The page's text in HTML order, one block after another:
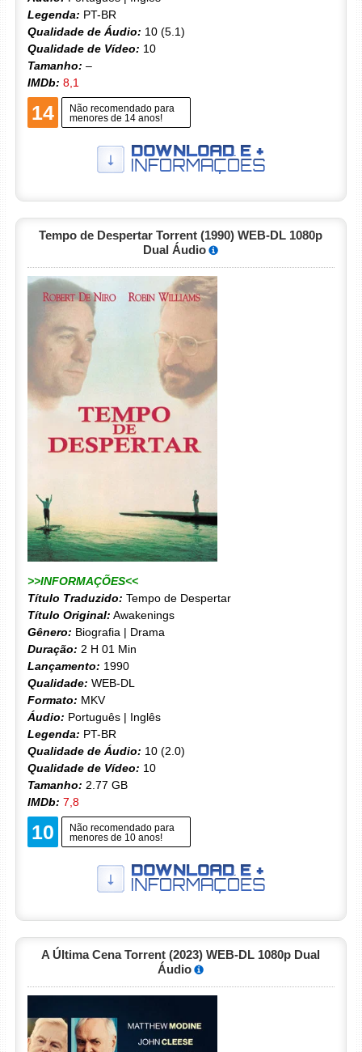
Legenda: PT-BR
Qualidade de Áudio: 10 (5.1)
Qualidade de Vídeo: 10
Tamanho: –
IMDb: 8,1
14
Não recomendado para
menores de 14 anos!
Tempo de Despertar Torrent (1990) WEB-DL 1080p
Dual Áudio
>>INFORMAÇÕES<<
Título Traduzido: Tempo de Despertar
Título Original: Awakenings
Gênero: Biografia | Drama
Duração: 2 H 01 Min
Lançamento: 1990
Qualidade: WEB-DL
Formato: MKV
Áudio: Português | Inglês
Legenda: PT-BR
Qualidade de Áudio: 10 (2.0)
Qualidade de Vídeo: 10
Tamanho: 2.77 GB
IMDb: 7,8
10
Não recomendado para
menores de 10 anos!
A Última Cena Torrent (2023) WEB-DL 1080p Dual
Áudio